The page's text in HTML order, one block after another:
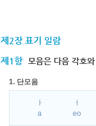
제2장 표기 일람
제1항 모음은 다음 각호
1. 단모음
ㅏ
a
ㅓ
eo